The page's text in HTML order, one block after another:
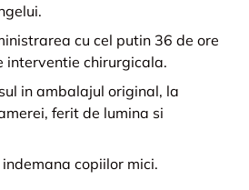
cu cel putin 36 de ore
interventie chirurgicala.
in ambalajul original, la
ferit de lumina si
copiilor mici.